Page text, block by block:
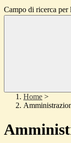
Campo di ricerca per
Home >